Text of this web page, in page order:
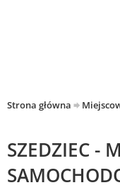
Strona główna
SZEDZIEC -